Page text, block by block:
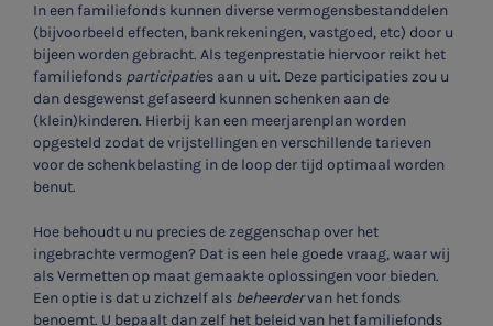
In een familiefonds kunnen diverse vermogensbestanddelen
(bijvoorbeeld effecten, bankrekeningen, vastgoed, etc) door u
bijeen worden gebracht. Als tegenprestatie hiervoor reikt het
familiefonds participaties aan u uit. Deze participaties zou u
dan desgewenst gefaseerd kunnen schenken aan de
(klein)kinderen. Hierbij kan een meerjarenplan worden
opgesteld zodat de vrijstellingen en verschillende tarieven
voor de schenkbelasting in de loop der tijd optimaal worden
benut.
Hoe behoudt u nu precies de zeggenschap over het
ingebrachte vermogen? Dat is een hele goede vraag, waar wij
als Vermetten op maat gemaakte oplossingen voor bieden.
Een optie is dat u zichzelf als beheerdervan het fonds
benoemt. U bepaalt dan zelf het beleid van het familiefonds